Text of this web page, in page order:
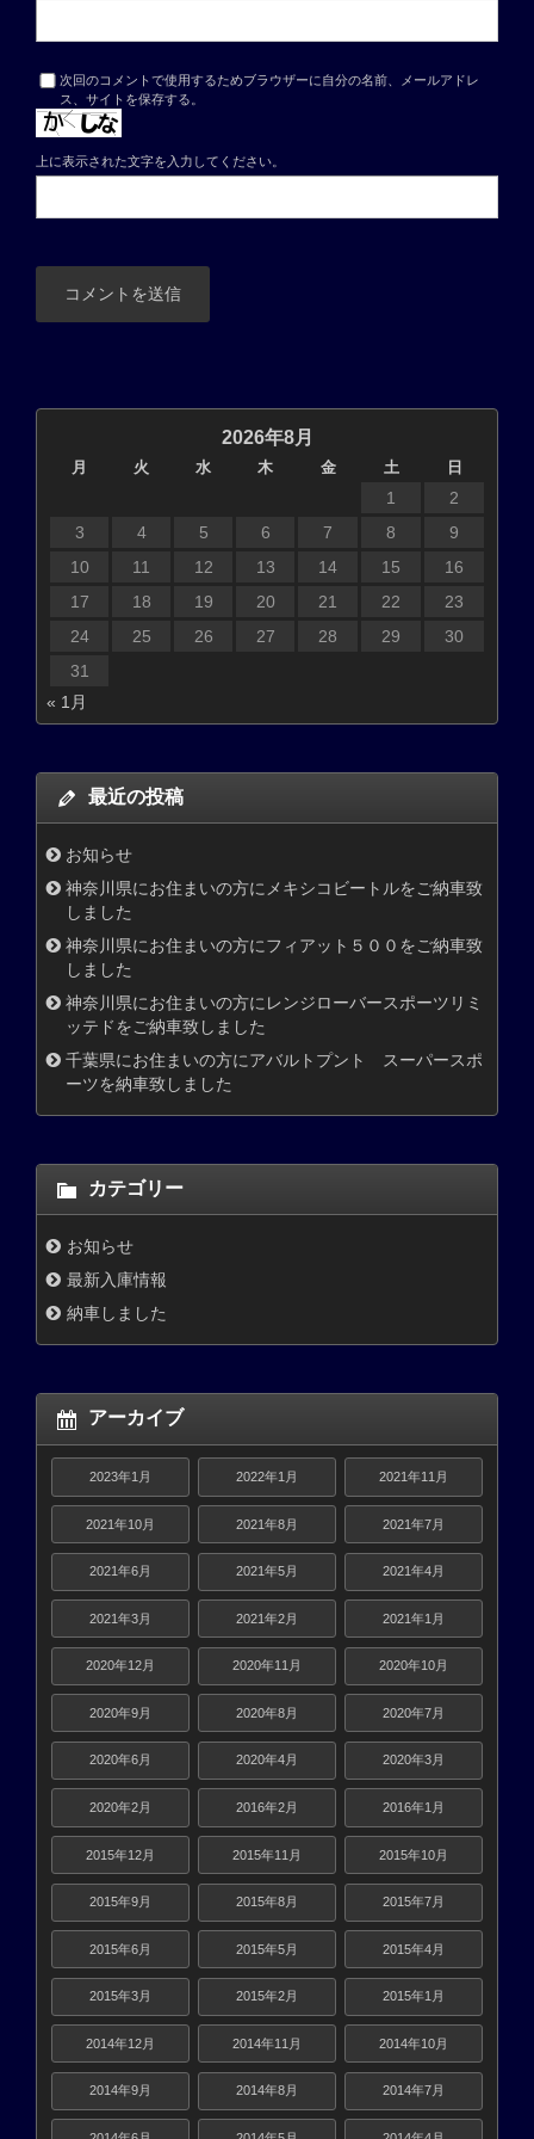
次回のコメントで使用するためブラウザーに自分の名前、メールアドレ
ス、サイトを保存する。
上に表示された文字を入力してください。
2026年8月
月 火 水 木 金 土 日
1
2
3
4 5 6 7 8
9
10
11 12 13 14 15
16
17
18 19 20 21 22
23
24
25 26 27 28 29
30
31
« 1月
最近の投稿
お知らせ
神奈川県にお住まいの方にメキシコビートルをご納車致
しました
神奈川県にお住まいの方にフィアット５００をご納車致
しました
神奈川県にお住まいの方にレンジローバースポーツリミ
ッテドをご納車致しました
千葉県にお住まいの方にアバルトプント スーパースポ
ーツを納車致しました
カテゴリー
お知らせ
最新入庫情報
納車しました
アーカイブ
2023年1月 2022年1月 2021年11月
2021年10月 2021年8月 2021年7月
2021年6月 2021年5月 2021年4月
2021年3月 2021年2月 2021年1月
2020年12月 2020年11月 2020年10月
2020年9月 2020年8月 2020年7月
2020年6月 2020年4月 2020年3月
2020年2月 2016年2月 2016年1月
2015年12月 2015年11月 2015年10月
2015年9月 2015年8月 2015年7月
2015年6月 2015年5月 2015年4月
2015年3月 2015年2月 2015年1月
2014年12月 2014年11月 2014年10月
2014年9月 2014年8月 2014年7月